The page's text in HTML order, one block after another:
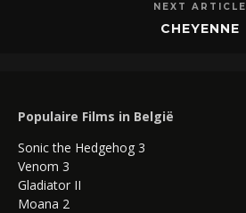
NEXT ARTICLE
CHEYENNE
Populaire Films in België
Sonic the Hedgehog 3
Venom 3
Gladiator II
Moana 2